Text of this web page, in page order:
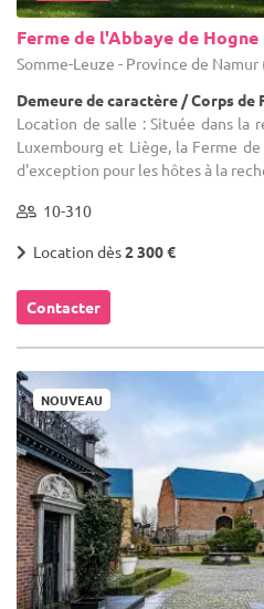
Ferme de l'Abbaye de Hogne
Somme-Leuze - Province de Namur
Demeure de caractère / Corps de
Location de salle : Située dans la
Luxembourg et Liège, la Ferme
d'exception pour les hôtes à la
10-310
Location dès2 300 €
Contacter
NOUVEAU